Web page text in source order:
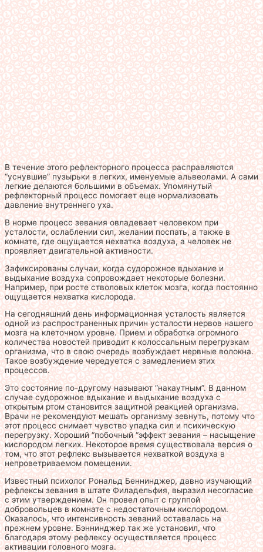
В течение этого рефлекторного процесса расправляются
“уснувшие” пузырьки в легких, именуемые альвеолами. А сами
легкие делаются большими в объемах. Упомянутый
рефлекторный процесс помогает еще нормализовать
давление внутреннего уха.
В норме процесс зевания овладевает человеком при
усталости, ослаблении сил, желании поспать, а также в
комнате, где ощущается нехватка воздуха, а человек не
проявляет двигательной активности.
Зафиксированы случаи, когда судорожное вдыхание и
выдыхание воздуха сопровождает некоторые болезни.
Например, при росте стволовых клеток мозга, когда постоянно
ощущается нехватка кислорода.
На сегодняшний день информационная усталость является
одной из распространенных причин усталости нервов нашего
мозга на клеточном уровне. Прием и обработка огромного
количества новостей приводит к колоссальным перегрузкам
организма, что в свою очередь возбуждает нервные волокна.
Такое возбуждение чередуется с замедлением этих
процессов.
Это состояние по-другому называют “накаутным”. В данном
случае судорожное вдыхание и выдыхание воздуха с
открытым ртом становится защитной реакцией организма.
Врачи не рекомендуют мешать организму зевнуть, потому что
этот процесс снимает чувство упадка сил и психическую
перегрузку. Хороший “побочный “эффект зевания – насыщение
кислородом легких. Некоторое время существовала версия о
том, что этот рефлекс вызывается нехваткой воздуха в
непроветриваемом помещении.
Известный психолог Рональд Беннинджер, давно изучающий
рефлексы зевания в штате Филадельфия, выразил несогласие
с этим утверждением. Он провел опыт с группой
добровольцев в комнате с недостаточным кислородом.
Оказалось, что интенсивность зеваний оставалась на
прежнем уровне. Бэннинджер так же установил, что
благодаря этому рефлексу осуществляется процесс
активации головного мозга.